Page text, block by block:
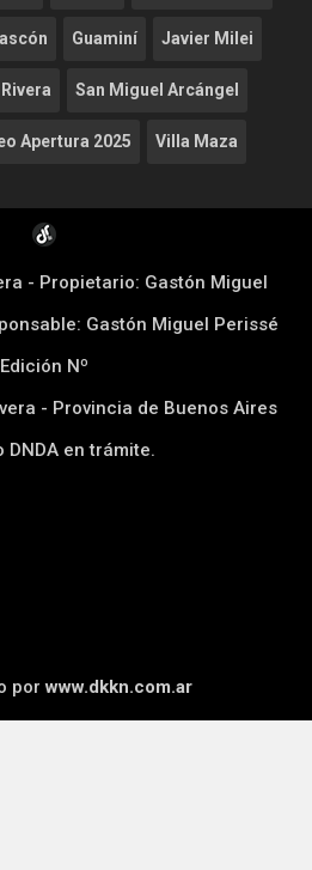
Guaminí Javier Milei
Rivera San Miguel Arcángel
Apertura 2025 Villa Maza
- Propietario: Gastón Miguel
Gastón Miguel Perissé
Edición Nº
- Provincia de Buenos Aires
DNDA en trámite.